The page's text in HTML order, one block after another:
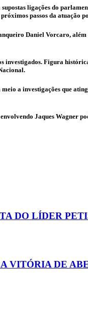
ligações do
passos da atuação
Daniel Vorcaro, além
investigados. Figura
a investigações que
Jaques Wagner
DO LÍDER
VITÓRIA DE